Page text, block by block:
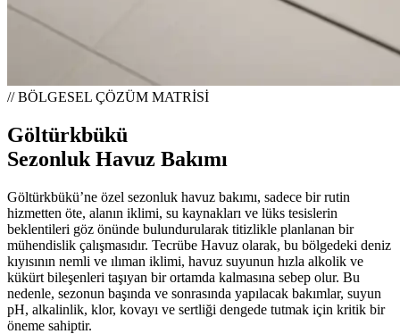
// BÖLGESEL ÇÖZÜM MATRİSİ
Göltürkbükü
Sezonluk Havuz Bakımı
Göltürkbükü’ne özel sezonluk havuz bakımı, sadece bir rutin
hizmetten öte, alanın iklimi, su kaynakları ve lüks tesislerin
beklentileri göz önünde bulundurularak titizlikle planlanan bir
mühendislik çalışmasıdır. Tecrübe Havuz olarak, bu bölgedeki deniz
kıyısının nemli ve ılıman iklimi, havuz suyunun hızla alkolik ve
kükürt bileşenleri taşıyan bir ortamda kalmasına sebep olur. Bu
nedenle, sezonun başında ve sonrasında yapılacak bakımlar, suyun
pH, alkalinlik, klor, kovayı ve sertliği dengede tutmak için kritik bir
öneme sahiptir.